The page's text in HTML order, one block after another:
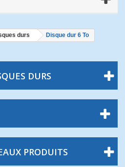
durs Disque dur 6 To
DURS
PRODUITS